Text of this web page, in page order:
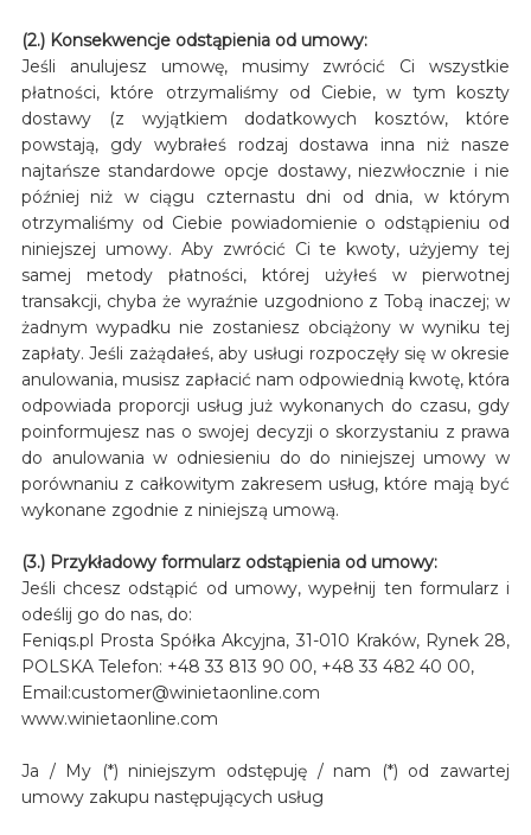
(2.) Konsekwencje odstąpienia od umowy:
Jeśli anulujesz umowę, musimy zwrócić Ci wszystkie
płatności, które otrzymaliśmy od Ciebie, w tym koszty
dostawy (z wyjątkiem dodatkowych kosztów, które
powstają, gdy wybrałeś rodzaj dostawa inna niż nasze
najtańsze standardowe opcje dostawy, niezwłocznie i nie
później niż w ciągu czternastu dni od dnia, w którym
otrzymaliśmy od Ciebie powiadomienie o odstąpieniu od
niniejszej umowy. Aby zwrócić Ci te kwoty, użyjemy tej
samej metody płatności, której użyłeś w pierwotnej
transakcji, chyba że wyraźnie uzgodniono z Tobą inaczej; w
żadnym wypadku nie zostaniesz obciążony w wyniku tej
zapłaty. Jeśli zażądałeś, aby usługi rozpoczęły się w okresie
anulowania, musisz zapłacić nam odpowiednią kwotę, która
odpowiada proporcji usług już wykonanych do czasu, gdy
poinformujesz nas o swojej decyzji o skorzystaniu z prawa
do anulowania w odniesieniu do do niniejszej umowy w
porównaniu z całkowitym zakresem usług, które mają być
wykonane zgodnie z niniejszą umową.
(3.) Przykładowy formularz odstąpienia od umowy:
Jeśli chcesz odstąpić od umowy, wypełnij ten formularz i
odeślij go do nas, do:
Feniqs.pl Prosta Spółka Akcyjna, 31-010 Kraków, Rynek 28,
POLSKA Telefon: +48 33 813 90 00, +48 33 482 40 00,
Email:customer@winietaonline.com
www.winietaonline.com
Ja / My (*) niniejszym odstępuję / nam (*) od zawartej
umowy zakupu następujących usług